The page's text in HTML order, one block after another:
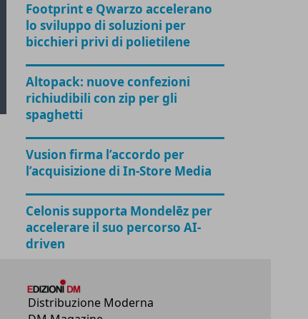
Footprint e Qwarzo accelerano
lo sviluppo di soluzioni per
bicchieri privi di polietilene
Altopack: nuove confezioni
richiudibili con zip per gli
spaghetti
Vusion firma l’accordo per
l’acquisizione di In-Store Media
Celonis supporta Mondelēz per
accelerare il suo percorso AI-
driven
Distribuzione Moderna